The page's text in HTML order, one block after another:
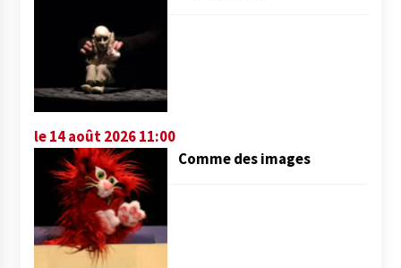
le 14 août 2026 11:00
Comme des images